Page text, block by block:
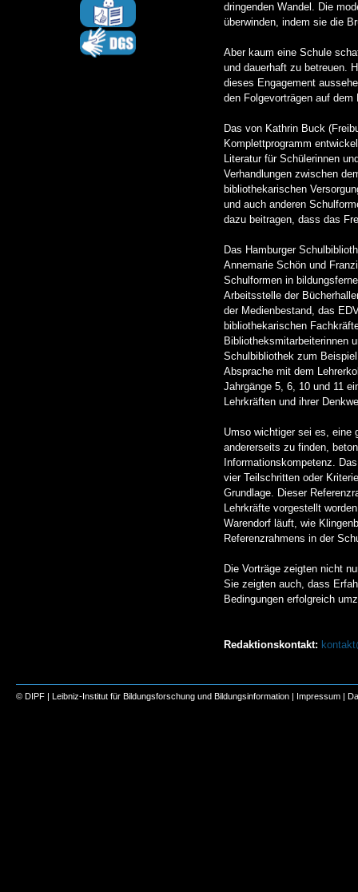
dringenden Wandel. Die
überwinden, indem sie die
Aber kaum eine Schule
und dauerhaft zu betreuen.
dieses Engagement
den Folgevorträgen auf
Das von Kathrin Buck
Komplettprogramm
Literatur für Schülerinnen
Verhandlungen zwischen
bibliothekarischen
und auch anderen
dazu beitragen, dass das
Das Hamburger
Annemarie Schön und
Schulformen in
Arbeitsstelle der
der Medienbestand, das
bibliothekarischen
Bibliotheksmitarbeiterinnen
Schulbibliothek zum
Absprache mit dem
Jahrgänge 5, 6, 10 und 11
Lehrkräften und ihrer
Umso wichtiger sei es, eine
andererseits zu finden,
Informationskompetenz.
vier Teilschritten oder
Grundlage. Dieser
Lehrkräfte vorgestellt
Warendorf läuft, wie
Referenzrahmens in der
Die Vorträge zeigten nicht
Sie zeigten auch, dass
Bedingungen erfolgreich
Redaktionskontakt:
© DIPF | Leibniz-Institut für Bildungsforschung und Bildungsinformation | Impressum |